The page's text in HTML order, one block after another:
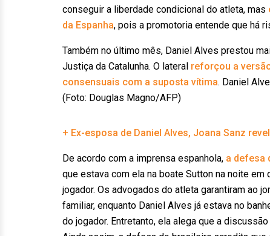
conseguir a liberdade condicional do atleta, mas
da Espanha, pois a promotoria entende que há
Também no último mês, Daniel Alves prestou
Justiça da Catalunha. O lateral reforçou a
consensuais com a suposta vítima. Daniel
(Foto: Douglas Magno/AFP)
+ Ex-esposa de Daniel Alves, Joana Sanz
De acordo com a imprensa espanhola, a defesa
que estava com ela na boate Sutton na noite
jogador. Os advogados do atleta garantiram ao
familiar, enquanto Daniel Alves já estava no
do jogador. Entretanto, ela alega que a